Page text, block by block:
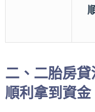
二、二胎房
順利拿到資金